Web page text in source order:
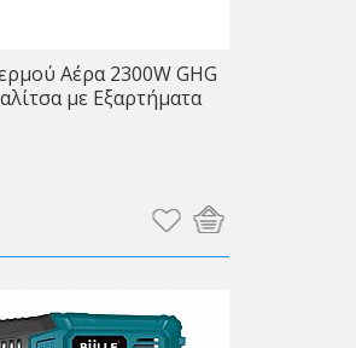
Αέρα 2300W GHG
με Εξαρτήματα